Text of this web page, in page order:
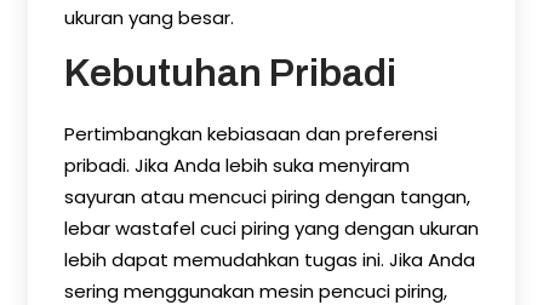
ukuran yang besar.
Kebutuhan Pribadi
Pertimbangkan kebiasaan dan preferensi
pribadi. Jika Anda lebih suka menyiram
sayuran atau mencuci piring dengan tangan,
lebar wastafel cuci piring yang dengan ukuran
lebih dapat memudahkan tugas ini. Jika Anda
sering menggunakan mesin pencuci piring,